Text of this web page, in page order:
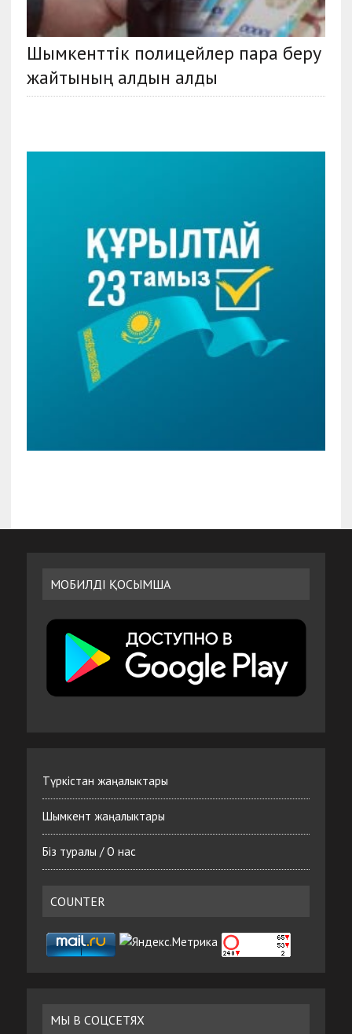
Шымкенттік полицейлер пара беру
жайтының алдын алды
МОБИЛДІ ҚОСЫМША
Түркістан жаңалыктары
Шымкент жаңалыктары
Біз туралы / О нас
COUNTER
МЫ В СОЦСЕТЯХ